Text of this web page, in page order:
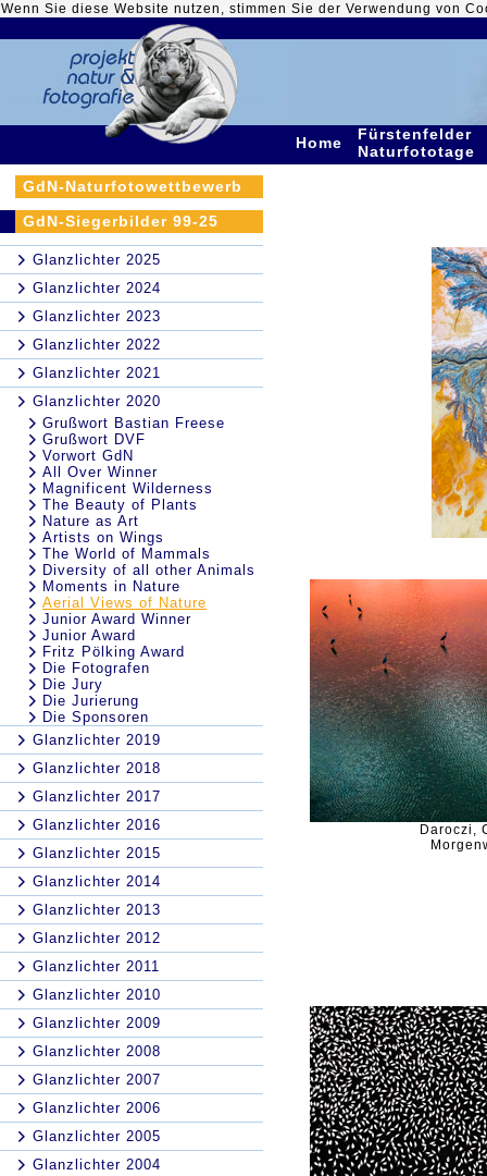
Wenn Sie diese Website nutzen, stimmen Sie der Verwendung von
Home
Fürstenfelder
Naturfototage
GdN-Naturfotowettbewerb
GdN-Siegerbilder 99-25
Glanzlichter 2025
Glanzlichter 2024
Glanzlichter 2023
Glanzlichter 2022
Glanzlichter 2021
Glanzlichter 2020
Grußwort Bastian Freese
Grußwort DVF
Vorwort GdN
All Over Winner
Magnificent Wilderness
The Beauty of Plants
Nature as Art
Artists on Wings
The World of Mammals
Diversity of all other Animals
Moments in Nature
Aerial Views of Nature
Junior Award Winner
Junior Award
Fritz Pölking Award
Die Fotografen
Die Jury
Die Jurierung
Die Sponsoren
Glanzlichter 2019
Glanzlichter 2018
Glanzlichter 2017
Glanzlichter 2016
Glanzlichter 2015
Glanzlichter 2014
Glanzlichter 2013
Glanzlichter 2012
Glanzlichter 2011
Glanzlichter 2010
Glanzlichter 2009
Glanzlichter 2008
Glanzlichter 2007
Glanzlichter 2006
Glanzlichter 2005
Glanzlichter 2004
Daroczi,